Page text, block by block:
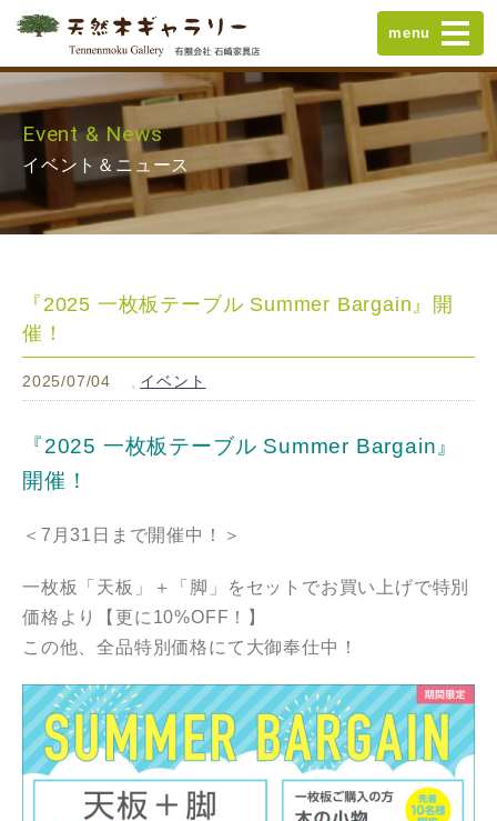
menu
Event & News
イベント＆ニュース
『2025 一枚板テーブル Summer Bargain』開
催！
2025/07/04 イベント
『2025 一枚板テーブル Summer Bargain』
開催！
＜7月31日まで開催中！＞
一枚板「天板」＋「脚」をセットでお買い上げで特別
価格より【更に10%OFF！】
この他、全品特別価格にて大御奉仕中！